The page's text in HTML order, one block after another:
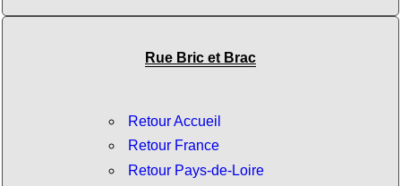
Rue Bric et Brac
Retour Accueil
Retour France
Retour Pays-de-Loire